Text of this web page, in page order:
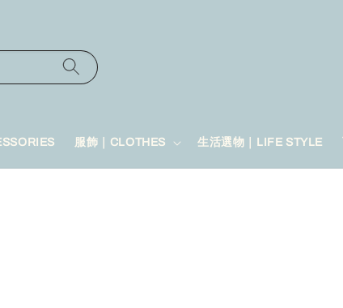
服飾｜CLOTHES 生活選物｜LIFE STYLE